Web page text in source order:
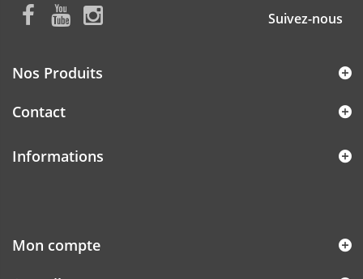
Suivez-nous
Nos Produits
Contact
Informations
Mon compte